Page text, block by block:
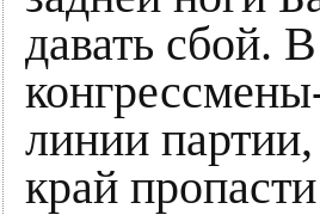
давать сбой.
линии
край